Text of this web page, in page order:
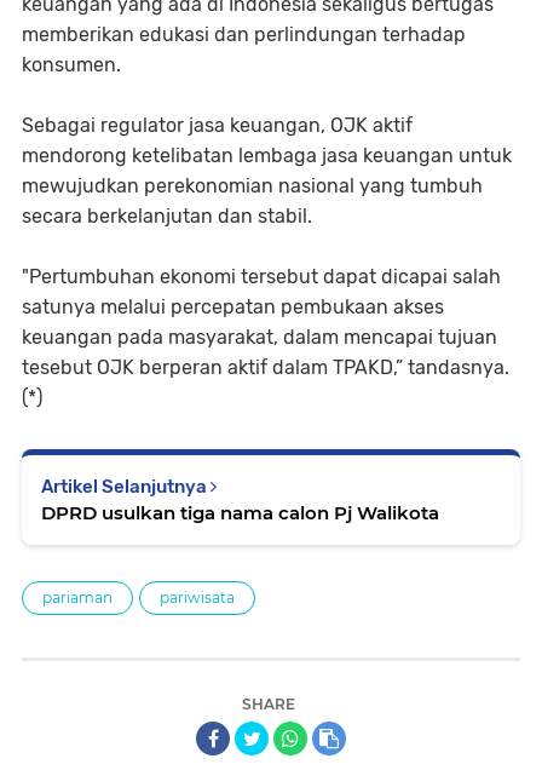
memberikan edukasi dan perlindungan terhadap
konsumen.
Sebagai regulator jasa keuangan, OJK aktif
mendorong ketelibatan lembaga jasa keuangan untuk
mewujudkan perekonomian nasional yang tumbuh
secara berkelanjutan dan stabil.
"Pertumbuhan ekonomi tersebut dapat dicapai salah
satunya melalui percepatan pembukaan akses
keuangan pada masyarakat, dalam mencapai tujuan
tesebut OJK berperan aktif dalam TPAKD,” tandasnya.
(*)
Artikel Selanjutnya
DPRD usulkan tiga nama calon Pj Walikota
pariaman pariwisata
SHARE